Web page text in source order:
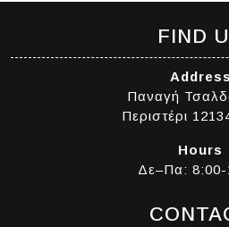
FIND
Address
Παναγή
Περιστέρι
Hours
Δε–Πα: 8:00-